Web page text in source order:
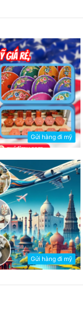
Gửi hàng đi mỹ
Gửi hàng đi mỹ